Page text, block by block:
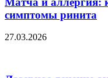
симптомы ринита
27.03.2026